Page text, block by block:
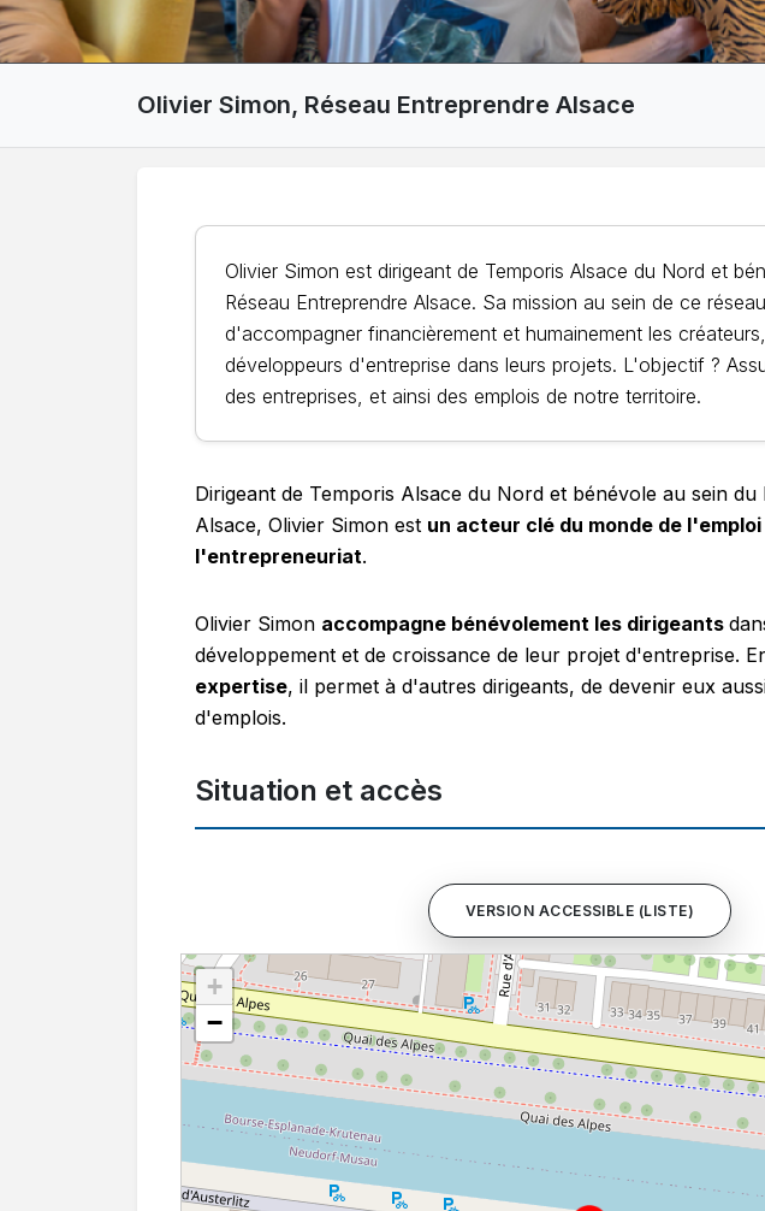
Olivier Simon, Réseau Entreprendre Alsace
Olivier Simon est dirigeant de Temporis Alsace du Nord et
Réseau Entreprendre Alsace. Sa mission au sein de ce
d'accompagner financièrement et humainement les
développeurs d'entreprise dans leurs projets. L'objectif ?
des entreprises, et ainsi des emplois de notre territoire.
Dirigeant de Temporis Alsace du Nord et bénévole au sein
Alsace, Olivier Simon est un acteur clé du monde de
l'entrepreneuriat.
Olivier Simon accompagne bénévolement les dirigeants
développement et de croissance de leur projet d'entreprise.
expertise, il permet à d'autres dirigeants, de devenir eux
d'emplois.
Situation et accès
VERSION ACCESSIBLE (LISTE)
+
−